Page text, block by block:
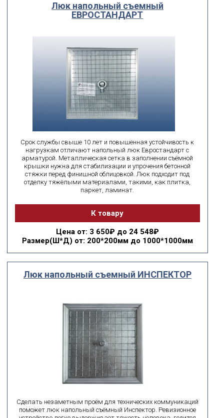
Люк напольный съемный
ЕВРОСТАНДАРТ
Срок службы свыше 10 лет и повышенная устойчивость к
нагрузкам отличают напольный люк Евростандарт с
арматурой. Металлическая сетка в заполнении съёмной
крышки нужна для стабилизации и упрочения бетонной
стяжки перед финишной облицовкой. Люк подходит под
отделку тяжёлыми материалами, такими, как плитка,
паркет, ламинат.
К товару
Ценаот: 3 650₽ до 24 548₽
Размер(Ш*Д) от: 200*200мм до 1000*1000мм
Люк напольный съемный ИНСПЕКТОР
Сделать незаметным проём для технических коммуникаций
поможет люк напольный съёмный Инспектор. Ревизионное